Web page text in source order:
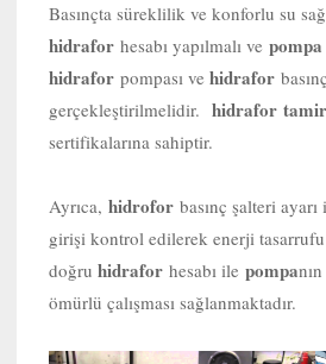
Basınçta süreklilik ve konforlu su
hidrafor hesabı yapılmalı ve pompa
hidrafor pompası ve hidrafor
gerçekleştirilmelidir. hidrafor
sertifikalarına sahiptir.
Ayrıca, hidrofor basınç şalteri
girişi kontrol edilerek enerji
doğru hidrafor hesabı ile pompa
ömürlü çalışması sağlanmaktadır.